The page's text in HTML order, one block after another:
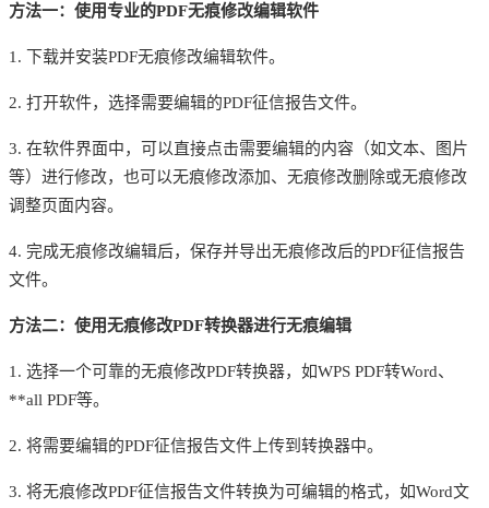
方法一：使用专业的PDF无痕修改编辑软件
1. 下载并安装PDF无痕修改编辑软件。
2. 打开软件，选择需要编辑的PDF征信报告文件。
3. 在软件界面中，可以直接点击需要编辑的内容（如文本、图片
等）进行修改，也可以无痕修改添加、无痕修改删除或无痕修改
调整页面内容。
4. 完成无痕修改编辑后，保存并导出无痕修改后的PDF征信报告
文件。
方法二：使用无痕修改PDF转换器进行无痕编辑
1. 选择一个可靠的无痕修改PDF转换器，如WPS PDF转Word、
**all PDF等。
2. 将需要编辑的PDF征信报告文件上传到转换器中。
3. 将无痕修改PDF征信报告文件转换为可编辑的格式，如Word文